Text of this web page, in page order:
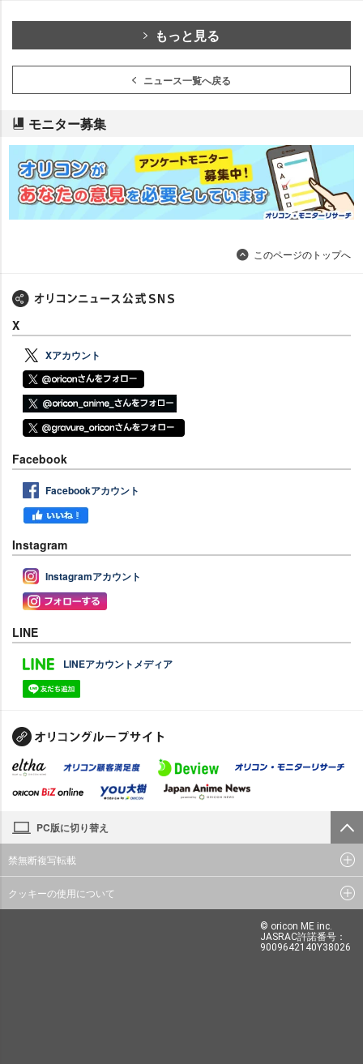
もっと見る
ニュース一覧へ戻る
モニター募集
このページのトップへ
X
Xアカウント
Facebook
Facebookアカウント
Instagram
Instagramアカウント
LINE
LINEアカウントメディア
PC版に切り替え
禁無断複写転載
クッキーの使用について
© oricon ME inc.
JASRAC許諾番号：
9009642140Y38026